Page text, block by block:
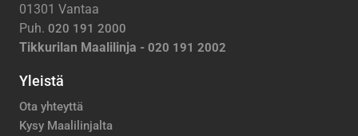
01301 Vantaa
Puh. 020 191 2000
Tikkurilan Maalilinja - 020 191 2002
Yleistä
Ota yhteyttä
Kysy Maalilinjalta